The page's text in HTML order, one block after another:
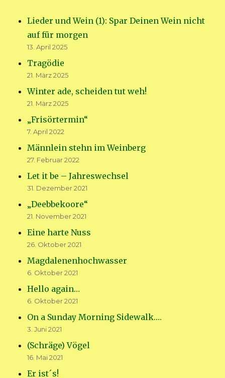
Lieder und Wein (1): Spar Deinen Wein nicht
auf für morgen
13. April 2025
Tragödie
21. März 2025
Winter ade, scheiden tut weh!
21. März 2025
„Frisörtermin“
7. April 2022
Männlein stehn im Weinberg
27. Februar 2022
Let it be – Jahreswechsel
31. Dezember 2021
„Deebbekoore“
21. November 2021
Eine harte Nuss
26. Oktober 2021
Magdalenenhochwasser
6. Oktober 2021
Hello again…
6. Oktober 2021
On a Sunday Morning Sidewalk….
3. Juni 2021
(Schräge) Vögel
16. Mai 2021
Er ist´s!